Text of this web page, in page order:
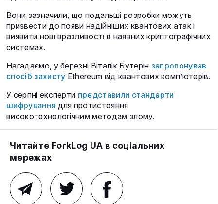
Вони зазначили, що подальші розробки можуть
призвести до появи надійніших квантових атак і
виявити нові вразливості в наявних криптографічних
системах.
Нагадаємо, у березні Віталік Бутерін запропонував
спосіб захисту Ethereum від квантових комп’ютерів.
У серпні експерти представили стандарти
шифрування для протистояння
високотехнологічним методам злому.
Читайте ForkLog UA в соціальних
мережах